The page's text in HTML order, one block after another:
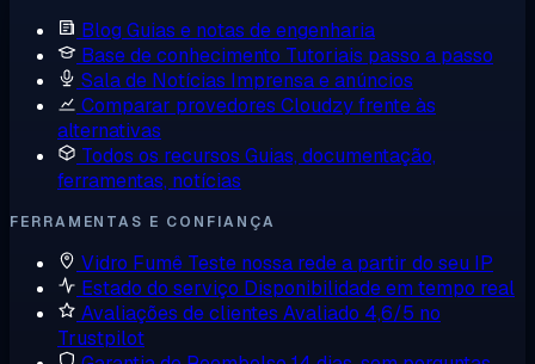
Blog Guias e notas de engenharia
Base de conhecimento Tutoriais passo a passo
Sala de Notícias Imprensa e anúncios
Comparar provedores Cloudzy frente às
alternativas
Todos os recursos Guias, documentação,
ferramentas, notícias
FERRAMENTAS E CONFIANÇA
Vidro Fumê Teste nossa rede a partir do seu IP
Estado do serviço Disponibilidade em tempo real
Avaliações de clientes Avaliado 4,6/5 no
Trustpilot